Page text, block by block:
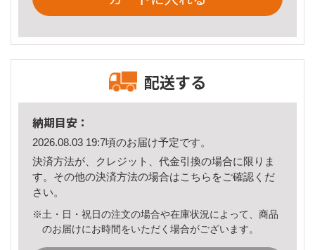
配送する
納期目安：
2026.08.03 19:7頃のお届け予定です。
決済方法が、クレジット、代金引換の場合に限りま
す。その他の決済方法の場合はこちら をご確認くだ
さい。
※土・日・祝日の注文の場合や在庫状況によって、商品
のお届けにお時間をいただく場合がございます。